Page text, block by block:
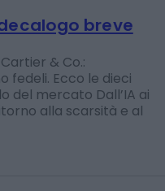
breve
& Co.:
fedeli. Ecco le dieci
del mercato Dall’IA ai
alla scarsità e al